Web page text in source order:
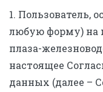
1. Пользователь,
любую форму) на
плаза-
настоящее
данных (далее –